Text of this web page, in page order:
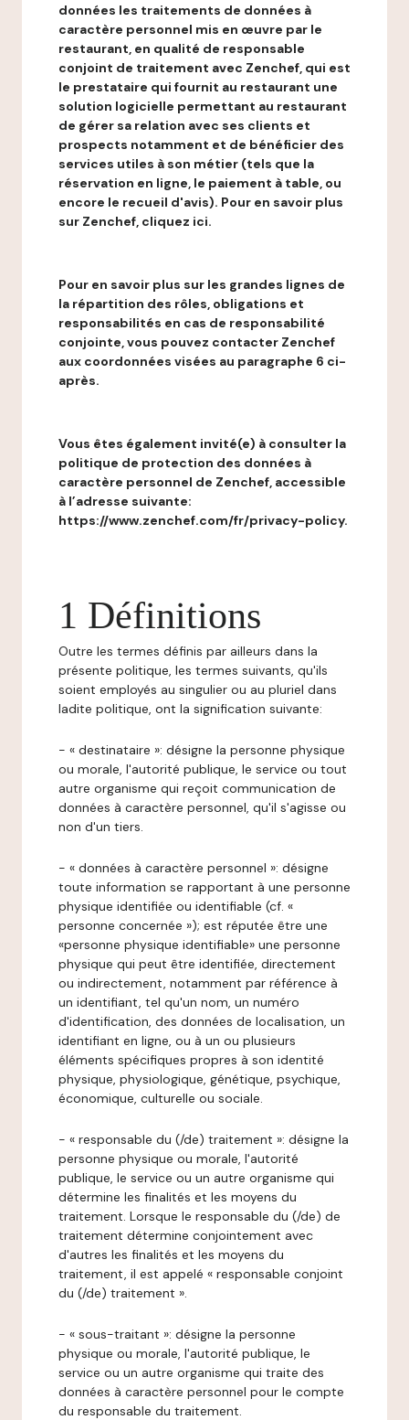
données les traitements de données à
caractère personnel mis en œuvre par le
restaurant, en qualité de responsable
conjoint de traitement avec Zenchef, qui est
le prestataire qui fournit au restaurant une
solution logicielle permettant au restaurant
de gérer sa relation avec ses clients et
prospects notamment et de bénéficier des
services utiles à son métier (tels que la
réservation en ligne, le paiement à table, ou
encore le recueil d'avis). Pour en savoir plus
sur Zenchef, cliquez ici.
Pour en savoir plus sur les grandes lignes de
la répartition des rôles, obligations et
responsabilités en cas de responsabilité
conjointe, vous pouvez contacter Zenchef
aux coordonnées visées au paragraphe 6 ci-
après.
Vous êtes également invité(e) à consulter la
politique de protection des données à
caractère personnel de Zenchef, accessible
à l’adresse suivante:
https://www.zenchef.com/fr/privacy-policy.
1 Définitions
Outre les termes définis par ailleurs dans la
présente politique, les termes suivants, qu'ils
soient employés au singulier ou au pluriel dans
ladite politique, ont la signification suivante:
- « destinataire »: désigne la personne physique
ou morale, l'autorité publique, le service ou tout
autre organisme qui reçoit communication de
données à caractère personnel, qu'il s'agisse ou
non d'un tiers.
- « données à caractère personnel »: désigne
toute information se rapportant à une personne
physique identifiée ou identifiable (cf. «
personne concernée »); est réputée être une
«personne physique identifiable» une personne
physique qui peut être identifiée, directement
ou indirectement, notamment par référence à
un identifiant, tel qu'un nom, un numéro
d'identification, des données de localisation, un
identifiant en ligne, ou à un ou plusieurs
éléments spécifiques propres à son identité
physique, physiologique, génétique, psychique,
économique, culturelle ou sociale.
- « responsable du (/de) traitement »: désigne la
personne physique ou morale, l'autorité
publique, le service ou un autre organisme qui
détermine les finalités et les moyens du
traitement. Lorsque le responsable du (/de) de
traitement détermine conjointement avec
d'autres les finalités et les moyens du
traitement, il est appelé « responsable conjoint
du (/de) traitement ».
- « sous-traitant »: désigne la personne
physique ou morale, l'autorité publique, le
service ou un autre organisme qui traite des
données à caractère personnel pour le compte
du responsable du traitement.